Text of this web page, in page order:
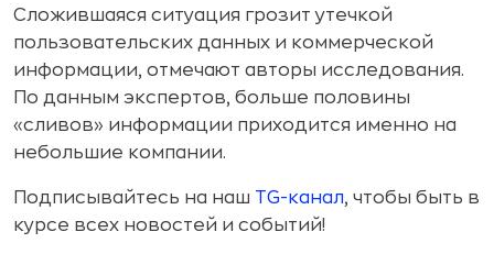
Сложившаяся ситуация грозит утечкой
пользовательских данных и коммерческой
информации, отмечают авторы исследования.
По данным экспертов, больше половины
«сливов» информации приходится именно на
небольшие компании.
Подписывайтесь на наш TG-канал, чтобы быть в
курсе всех новостей и событий!